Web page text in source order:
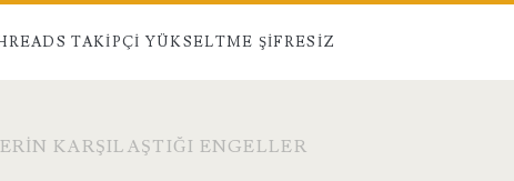
TAKIPÇI YÜKSELTME ŞIFRESIZ
KARŞILAŞTIĞI ENGELLER